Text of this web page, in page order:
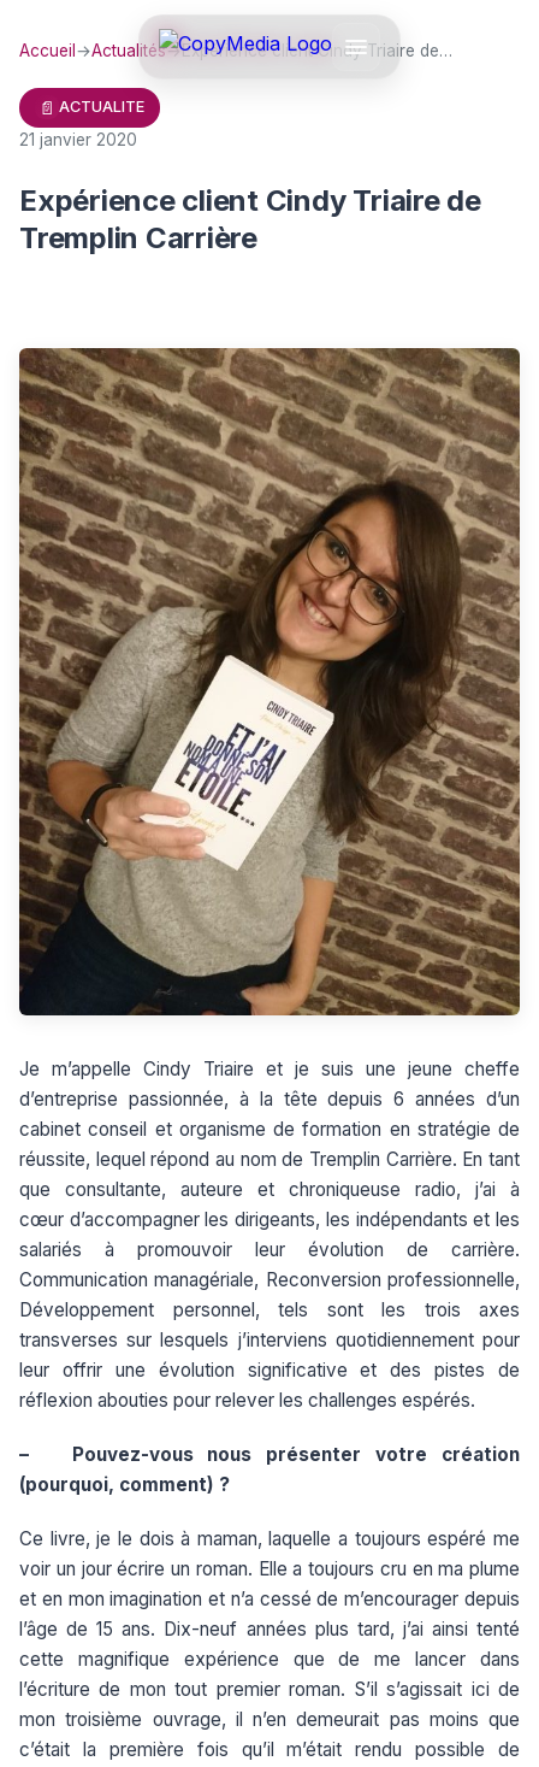
Accueil →Actualités→Expérience client Cindy Triaire de…
📄 ACTUALITE
21 janvier 2020
Expérience client Cindy Triaire de
Tremplin Carrière
Je m’appelle Cindy Triaire et je suis une jeune cheffe
d’entreprise passionnée, à la tête depuis 6 années d’un
cabinet conseil et organisme de formation en stratégie de
réussite, lequel répond au nom de Tremplin Carrière. En tant
que consultante, auteure et chroniqueuse radio, j’ai à
cœur d’accompagner les dirigeants, les indépendants et les
salariés à promouvoir leur évolution de carrière.
Communication managériale, Reconversion professionnelle,
Développement personnel, tels sont les trois axes
transverses sur lesquels j’interviens quotidiennement pour
leur offrir une évolution significative et des pistes de
réflexion abouties pour relever les challenges espérés.
– Pouvez-vous nous présenter votre création
(pourquoi, comment) ?
Ce livre, je le dois à maman, laquelle a toujours espéré me
voir un jour écrire un roman. Elle a toujours cru en ma plume
et en mon imagination et n’a cessé de m’encourager depuis
l’âge de 15 ans. Dix-neuf années plus tard, j’ai ainsi tenté
cette magnifique expérience que de me lancer dans
l’écriture de mon tout premier roman. S’il s’agissait ici de
mon troisième ouvrage, il n’en demeurait pas moins que
c’était la première fois qu’il m’était rendu possible de